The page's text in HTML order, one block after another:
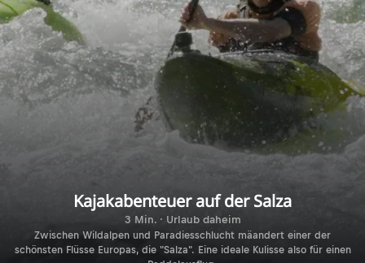
Kajakabenteuer auf der Salza
3 Min. · Urlaub daheim
Zwischen Wildalpen und Paradiesschlucht mäandert einer der
schönsten Flüsse Europas, die "Salza". Eine ideale Kulisse also für einen